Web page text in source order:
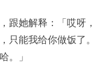
跟她解释：「哎呀，
只能我给你做饭了。
。」